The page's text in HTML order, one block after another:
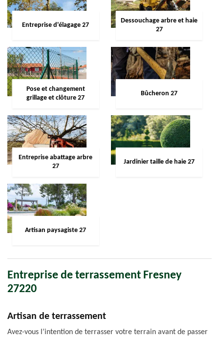
Entreprise d'élagage 27
Dessouchage arbre et haie
27
Pose et changement
grillage et clôture 27
Bûcheron 27
Entreprise abattage arbre
27
Jardinier taille de haie 27
Artisan paysagiste 27
Entreprise de terrassement Fresney
27220
Artisan de terrassement
Avez-vous l’intention de terrasser votre terrain avant de passer